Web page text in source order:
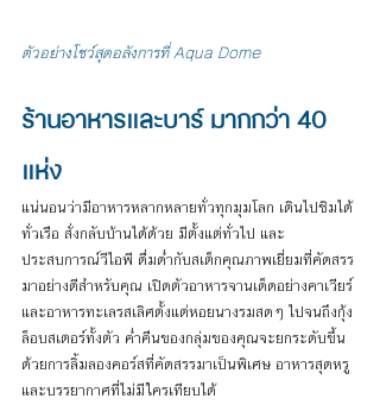
ตัวอย่างโชว์สุดอลังการที่ Aqua Dome
ร้านอาหารและบาร์ มากกว่า 40
แห่ง
แน่นอนว่ามีอาหารหลากหลายทั่วทุกมุมโลก เดินไปชิมได้
ทั่วเรือ สั่งกลับบ้านได้ด้วย มีตั้งแต่ทั่วไป และ
ประสบการณ์วีไอพี ดื่มด่ำกับสเต็กคุณภาพเยี่ยมที่คัดสรร
มาอย่างดีสำหรับคุณ เปิดตัวอาหารจานเด็ดอย่างคาเวียร์
และอาหารทะเลรสเลิศตั้งแต่หอยนางรมสดๆ ไปจนถึงกุ้ง
ล็อบสเตอร์ทั้งตัว ค่ำคืนของกลุ่มของคุณจะยกระดับขึ้น
ด้วยการลิ้มลองคอร์สที่คัดสรรมาเป็นพิเศษ อาหารสุดหรู
และบรรยากาศที่ไม่มีใครเทียบได้